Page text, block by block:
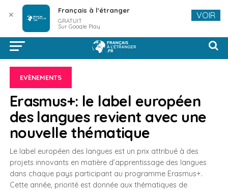
EVÈNEMENTS
Erasmus+: le label européen
des langues revient avec une
nouvelle thématique
Le label européen des langues est un prix attribué à des
projets innovants en matière d’apprentissage des langues
dans chaque pays participant au programme Erasmus+.
Cette année, priorité est donnée aux thématiques de
✕ Français à l'étranger
GRATUIT
Sur Google Play
VOIR